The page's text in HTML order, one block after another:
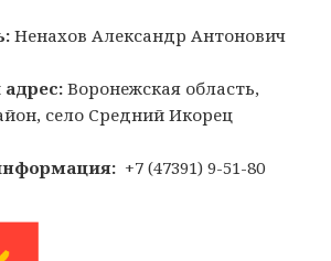
Ненахов Александр Антонович
Воронежская область,
село Средний Икорец
+7 (47391) 9-51-80